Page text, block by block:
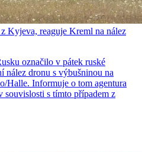
Kyjeva, reaguje Kreml na nález
označilo v pátek ruské
nález dronu s výbušninou na
Halle. Informuje o tom agentura
s tímto případem z